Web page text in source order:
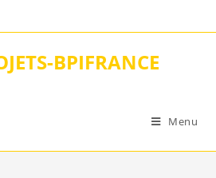
BPIFRANCE
Menu